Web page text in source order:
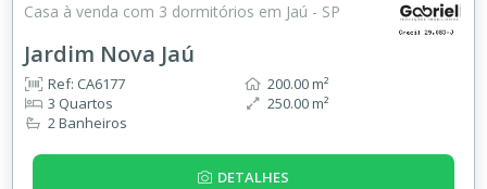
Casa à venda com 3 dormitórios em Jaú - SP
Jardim Nova Jaú
Ref: CA6177
3 Quartos
2 Banheiros
200.00 m²
250.00 m²
DETALHES